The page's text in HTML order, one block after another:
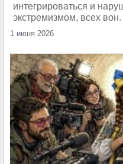
интегрироваться и
экстремизмом, всех вон.
1 июня 2026